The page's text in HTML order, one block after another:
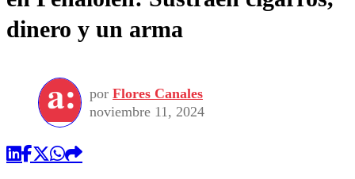
dinero y un arma
por Flores Canales
noviembre 11, 2024